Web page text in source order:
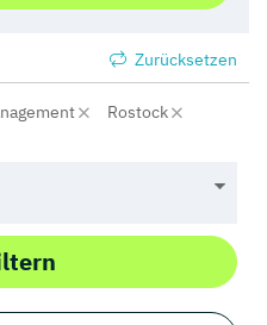
Zurücksetzen
Rostock